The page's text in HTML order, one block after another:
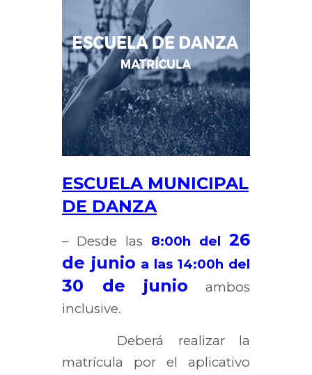
ESCUELA MUNICIPAL
DE DANZA
– Desde las 8:00h del 26
de junio a las 14:00h del
30 de junio ambos
inclusive.
Deberá realizar la
matrícula por el aplicativo